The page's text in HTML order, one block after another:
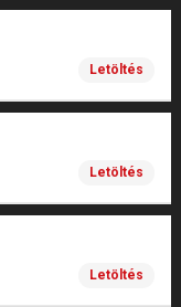
Letöltés
Letöltés
Letöltés